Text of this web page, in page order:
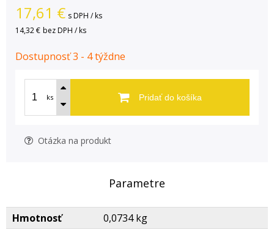
17,61 € s DPH / ks
14,32 € bez DPH / ks
Dostupnosť 3 - 4 týždne
ks Pridať do košíka
Otázka na produkt
Parametre
Hmotnosť 0,0734 kg